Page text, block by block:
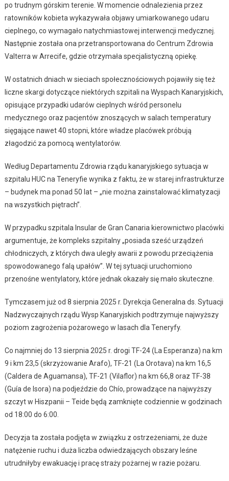
po trudnym górskim terenie. W momencie odnalezienia przez
ratowników kobieta wykazywała objawy umiarkowanego udaru
cieplnego, co wymagało natychmiastowej interwencji medycznej.
Następnie została ona przetransportowana do Centrum Zdrowia
Valterra w Arrecife, gdzie otrzymała specjalistyczną opiekę.
W ostatnich dniach w sieciach społecznościowych pojawiły się też
liczne skargi dotyczące niektórych szpitali na Wyspach Kanaryjskich,
opisujące przypadki udarów cieplnych wśród personelu
medycznego oraz pacjentów znoszących w salach temperatury
sięgające nawet 40 stopni, które władze placówek próbują
złagodzić za pomocą wentylatorów.
Według Departamentu Zdrowia rządu kanaryjskiego sytuacja w
szpitalu HUC na Teneryfie wynika z faktu, że w starej infrastrukturze
– budynek ma ponad 50 lat – „nie można zainstalować klimatyzacji
na wszystkich piętrach”.
W przypadku szpitala Insular de Gran Canaria kierownictwo placówki
argumentuje, że kompleks szpitalny „posiada sześć urządzeń
chłodniczych, z których dwa uległy awarii z powodu przeciążenia
spowodowanego falą upałów”. W tej sytuacji uruchomiono
przenośne wentylatory, które jednak okazały się mało skuteczne.
Tymczasem już od 8 sierpnia 2025 r. Dyrekcja Generalna ds. Sytuacji
Nadzwyczajnych rządu Wysp Kanaryjskich podtrzymuje najwyższy
poziom zagrożenia pożarowego w lasach dla Teneryfy.
Co najmniej do 13 sierpnia 2025 r. drogi TF-24 (La Esperanza) na km
9 i km 23,5 (skrzyżowanie Arafo), TF-21 (La Orotava) na km 16,5
(Caldera de Aguamansa), TF-21 (Vilaflor) na km 66,8 oraz TF-38
(Guía de Isora) na podjeździe do Chío, prowadzące na najwyższy
szczyt w Hiszpanii – Teide będą zamknięte codziennie w godzinach
od 18:00 do 6:00.
Decyzja ta została podjęta w związku z ostrzeżeniami, że duże
natężenie ruchu i duża liczba odwiedzających obszary leśne
utrudniłyby ewakuację i pracę straży pożarnej w razie pożaru.